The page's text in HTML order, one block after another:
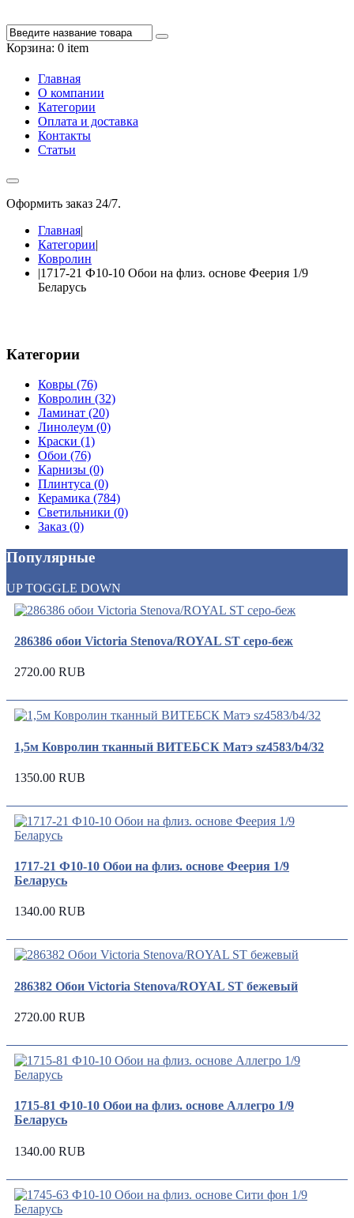
Корзина: 0 item
Главная
О компании
Категории
Оплата и доставка
Контакты
Статьи
Оформить заказ 24/7.
Главная|
Категории|
Ковролин
|1717-21 Ф10-10 Обои на флиз. основе Феерия 1/9
Беларусь
Категории
Ковры (76)
Ковролин (32)
Ламинат (20)
Линолеум (0)
Краски (1)
Обои (76)
Карнизы (0)
Плинтуса (0)
Керамика (784)
Светильники (0)
Заказ (0)
Популярные
UP TOGGLE DOWN
286386 обои Victoria Stenova/ROYAL ST серо-беж
2720.00 RUB
1,5м Ковролин тканный ВИТЕБСК Матэ sz4583/b4/32
1350.00 RUB
1717-21 Ф10-10 Обои на флиз. основе Феерия 1/9
Беларусь
1340.00 RUB
286382 Обои Victoria Stenova/ROYAL ST бежевый
2720.00 RUB
1715-81 Ф10-10 Обои на флиз. основе Аллегро 1/9
Беларусь
1340.00 RUB